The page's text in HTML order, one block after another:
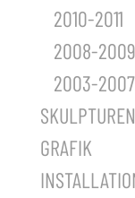
2010-2011
2008-2009
2003-2007
SKULPTUREN
GRAFIK